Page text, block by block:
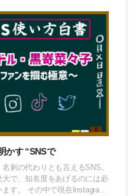
かす “SNSで
刺の代わりとも言えるSNS。
で、知名度をあげるのには必
Instagram